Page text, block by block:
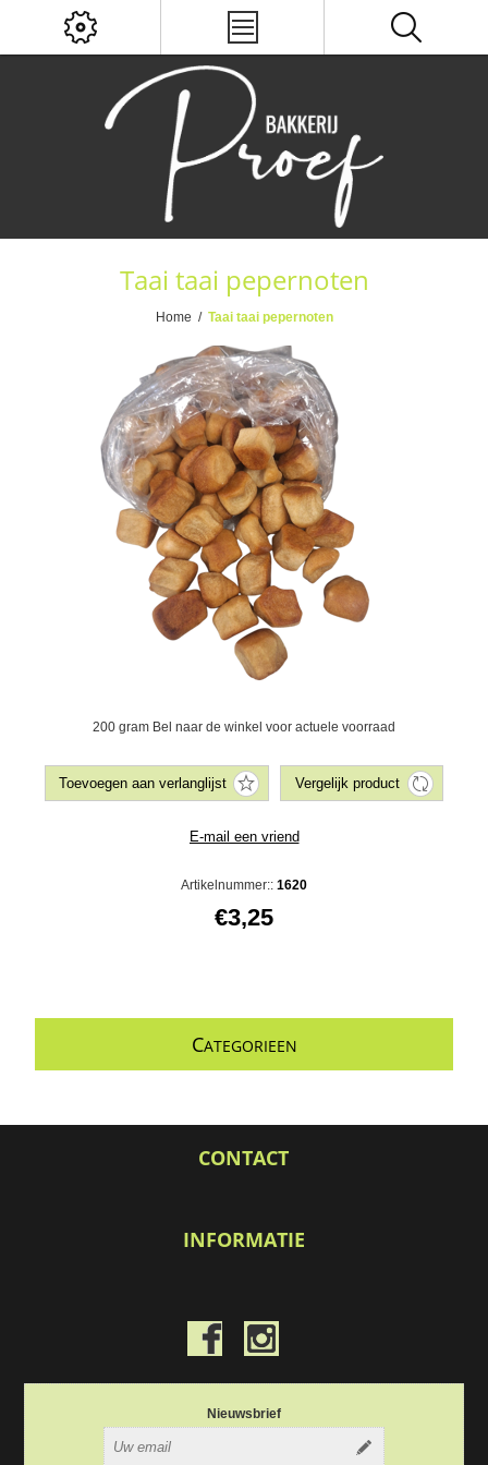
Taai taai pepernoten
Home / Taai taai pepernoten
200 gram Bel naar de winkel voor actuele voorraad
Artikelnummer:: 1620
€3,25
CATEGORIEEN
CONTACT
INFORMATIE
Nieuwsbrief